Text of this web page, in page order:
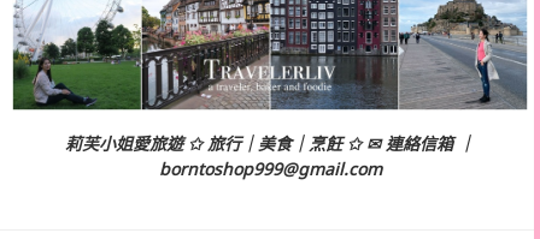
莉芙小姐愛旅遊 ✩ 旅行｜美食｜烹飪 ✩ ✉ 連絡信箱 ｜
borntoshop999@gmail.com